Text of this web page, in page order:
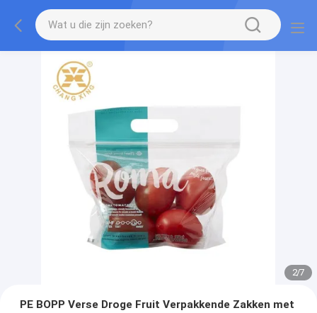
2/7
PE BOPP Verse Droge Fruit Verpakkende Zakken met